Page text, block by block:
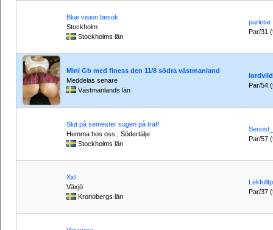
Blue vision besök
Stockholm
Stockholms län
parletar
Par/31
Mini Gb med finess den 11/8 södra västmanland
Meddelas senare
Västmanlands län
Par/54
Slut på semester sugen på träff
Hemma hos oss , Södertälje
Stockholms län
Par/57
Xxl
Växjö
Kronobergs län
Par/37